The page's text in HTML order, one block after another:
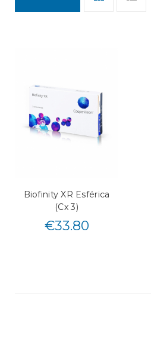
Biofinity XR Esférica
(Cx 3)
€33.80